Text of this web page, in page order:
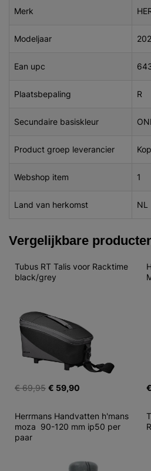
Merk
Modeljaar
Ean upc
Plaatsbepaling R
Secundaire basiskleur
Product groep leverancier
Webshop item 1
Land van herkomst NL
Vergelijkbare
Tubus RT Talis voor Racktime
black/grey
€ 69,95 € 59,90
Herrmans Handvatten h'mans
moza  90-120 mm ip50 per
paar